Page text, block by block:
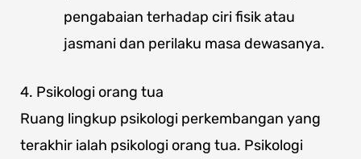
pengabaian terhadap ciri fisik atau
jasmani dan perilaku masa dewasanya.
4. Psikologi orang tua
Ruang lingkup psikologi perkembangan yang
terakhir ialah psikologi orang tua. Psikologi